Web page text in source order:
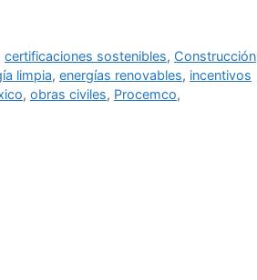
certificaciones sostenibles, Construcción
limpia, energías renovables, incentivos
, obras civiles, Procemco,